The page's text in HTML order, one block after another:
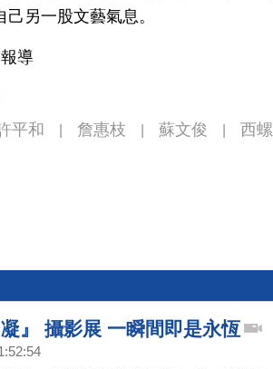
另一股文藝氣息。
導
平和 詹惠枝 蘇文俊 西螺
』 攝影展 一瞬間即是永恆